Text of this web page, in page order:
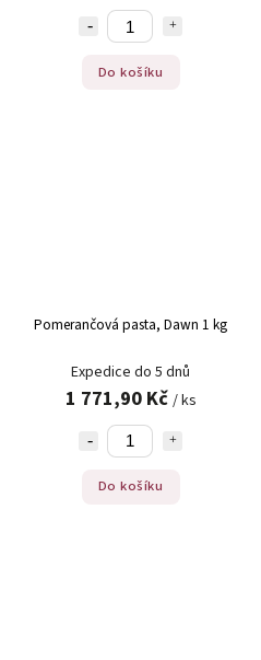
Do košíku
Pomerančová pasta, Dawn 1 kg
Expedice do 5 dnů
1 771,90 Kč / ks
Do košíku